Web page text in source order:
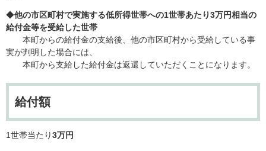
◆他の市区町村で実施する低所得世帯への1世帯あたり3万円相当の
給付金等を受給した世帯
本町からの給付金の支給後、他の市区町村から受給している事
実が判明した場合には、
本町から支給した給付金は返還していただくことになります。
給付額
1世帯当たり3万円